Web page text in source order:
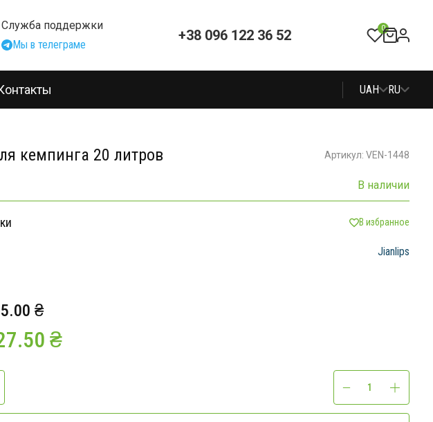
Служба поддержки
Мы в телеграме
+38 096 122 36 52 0
UAH RU
кемпинга 20 литров Артикул: VEN-1448
В наличии
В избранное
Jianlips
₴
₴